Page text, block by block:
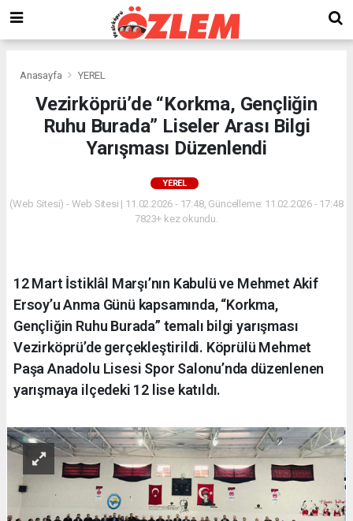
Anasayfa YEREL
Vezirköprü’de “Korkma, Gençliğin
Ruhu Burada” Liseler Arası Bilgi
Yarışması Düzenlendi
YEREL
(Web Sitesi) - Web Sitesi | 11.02.2026 - 17:48, Güncelleme: 11.02.2026 - 17:48
7823+ kez okundu.
12 Mart İstiklâl Marşı’nın Kabulü ve Mehmet Akif
Ersoy’u Anma Günü kapsamında, “Korkma,
Gençliğin Ruhu Burada” temalı bilgi yarışması
Vezirköprü’de gerçekleştirildi. Köprülü Mehmet
Paşa Anadolu Lisesi Spor Salonu’nda düzenlenen
yarışmaya ilçedeki 12 lise katıldı.